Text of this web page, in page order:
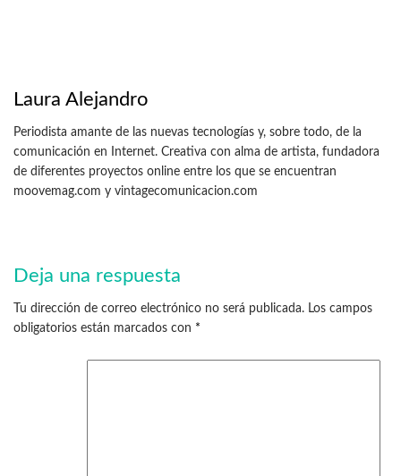
Laura Alejandro
Periodista amante de las nuevas tecnologías y, sobre todo, de la
comunicación en Internet. Creativa con alma de artista, fundadora
de diferentes proyectos online entre los que se encuentran
moovemag.com y vintagecomunicacion.com
Deja una respuesta
Tu dirección de correo electrónico no será publicada. Los campos
obligatorios están marcados con *